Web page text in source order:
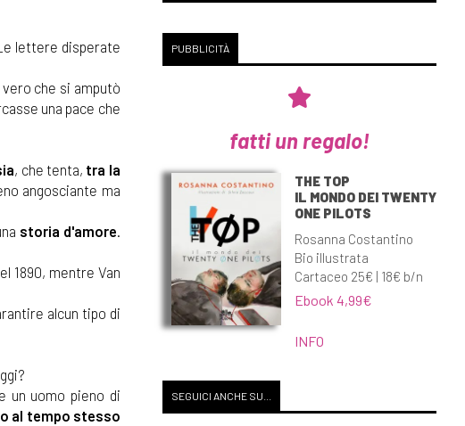
lettere disperate
che si amputò
una pace che
, che tenta, tra la
angosciante ma
storia d'amore.
1890, mentre Van
alcun tipo di
un uomo pieno di
al tempo stesso
PUBBLICITÀ
fatti un regalo!
THE TOP
IL MONDO DEI TWENTY
ONE PILOTS
Rosanna Costantino
Bio illustrata
Cartaceo 25€ | 18€ b/n
Ebook 4,99€
INFO
SEGUICI ANCHE SU...